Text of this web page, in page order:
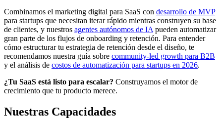
Combinamos el marketing digital para SaaS con desarrollo de MVP
para startups que necesitan iterar rápido mientras construyen su base
de clientes, y nuestros agentes autónomos de IA pueden automatizar
gran parte de los flujos de onboarding y retención. Para entender
cómo estructurar tu estrategia de retención desde el diseño, te
recomendamos nuestra guía sobre community-led growth para B2B
y el análisis de costos de automatización para startups en 2026.
¿Tu SaaS está listo para escalar? Construyamos el motor de
crecimiento que tu producto merece.
Nuestras Capacidades